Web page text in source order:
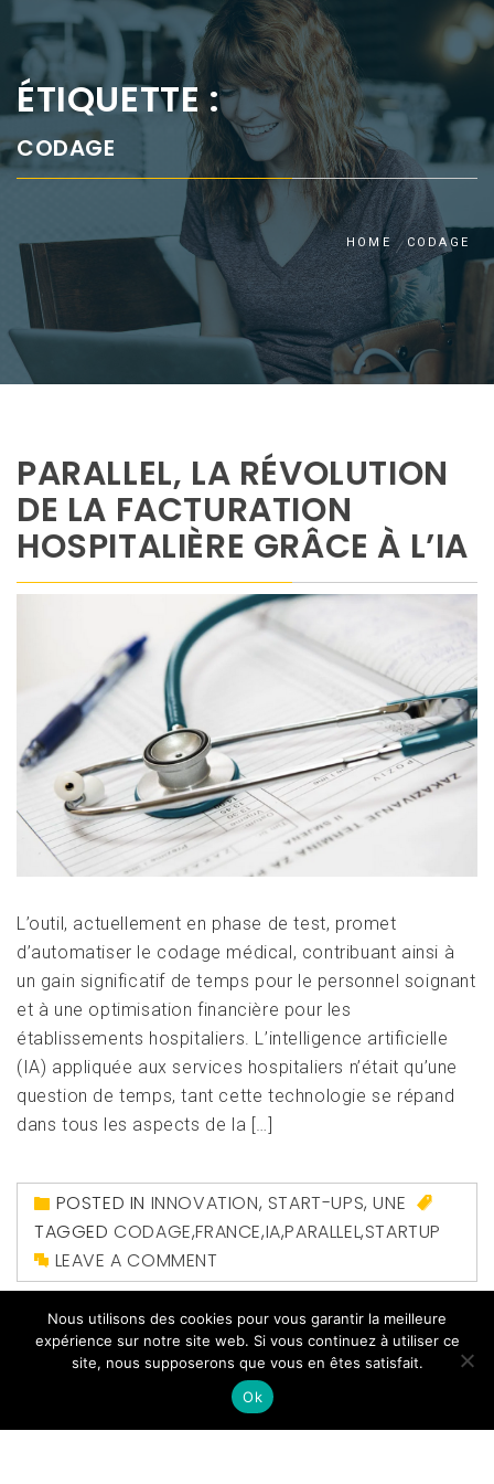
ÉTIQUETTE :
CODAGE
HOME CODAGE
PARALLEL, LA RÉVOLUTION
DE LA FACTURATION
HOSPITALIÈRE GRÂCE À L’IA
L’outil, actuellement en phase de test, promet
d’automatiser le codage médical, contribuant ainsi à
un gain significatif de temps pour le personnel soignant
et à une optimisation financière pour les
établissements hospitaliers. L’intelligence artificielle
(IA) appliquée aux services hospitaliers n’était qu’une
question de temps, tant cette technologie se répand
dans tous les aspects de la […]
POSTED IN INNOVATION, START-UPS,UNE
TAGGEDCODAGE,FRANCE,IA,PARALLEL,STARTUP
LEAVE A COMMENT
Nous utilisons des cookies pour vous garantir la meilleure
expérience sur notre site web. Si vous continuez à utiliser ce
site, nous supposerons que vous en êtes satisfait.
Ok